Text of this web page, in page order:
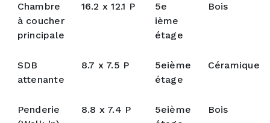
Chambre
à coucher
principale
16.2 x 12.1 P
5e
ième
étage
Bois
SDB
attenante
8.7 x 7.5 P
5eième
étage
Céramique
Penderie
8.8 x 7.4 P
5eième
Bois